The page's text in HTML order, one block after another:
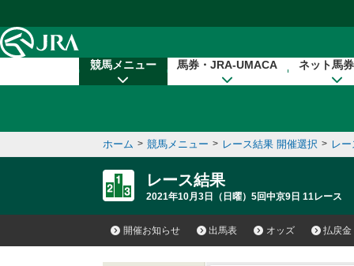
競馬メニュー 馬券・JRA-UMACA ネット馬
ホーム > 競馬メニュー > レース結果 開催選択 > レ
レース結果
2021年10月3日（日曜）5回中京9日 11レース
開催お知らせ 出馬表 オッズ 払戻金